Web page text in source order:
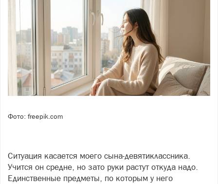
Фото: freepik.com
Ситуация касается моего сына-девятиклассника.
Учится он средне, но зато руки растут откуда надо.
Единственные предметы, по которым у него